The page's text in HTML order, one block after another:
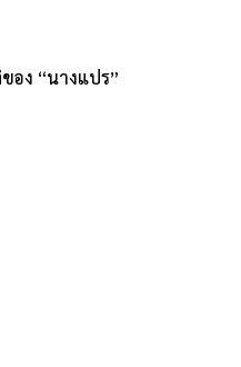
อง “นางแปร”